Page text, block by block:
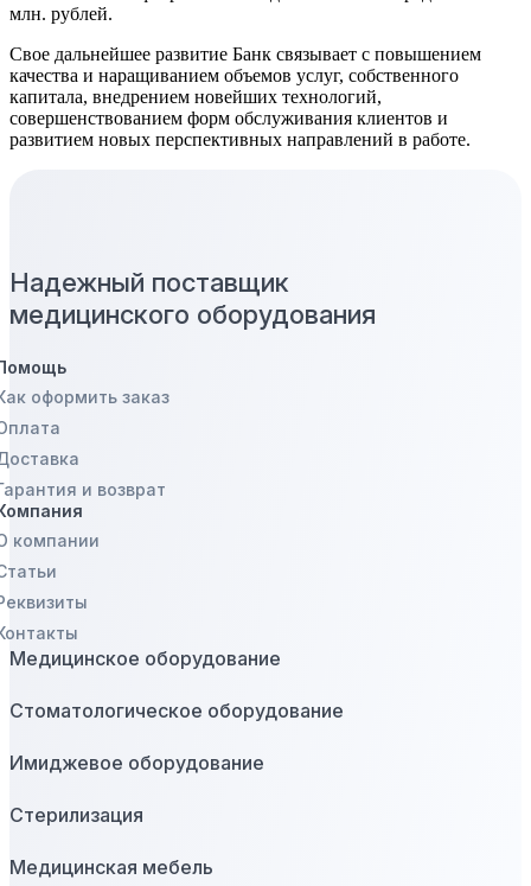
млн. рублей.
Свое дальнейшее развитие Банк связывает с повышением
качества и наращиванием объемов услуг, собственного
капитала, внедрением новейших технологий,
совершенствованием форм обслуживания клиентов и
развитием новых перспективных направлений в работе.
Надежный поставщик
медицинского оборудования
оформить заказ
и возврат
компании
Медицинское оборудование
Стоматологическое оборудование
Имиджевое оборудование
Стерилизация
Медицинская мебель